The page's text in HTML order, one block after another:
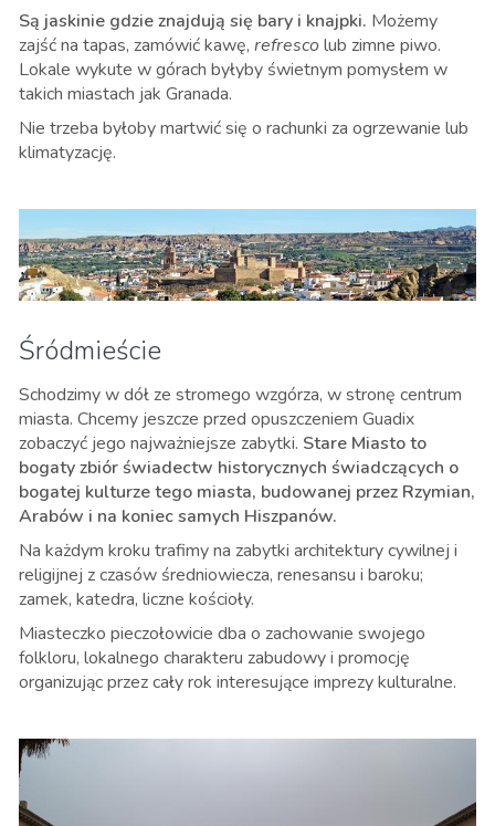
Są jaskinie gdzie znajdują się bary i knajpki. Możemy
zajść na tapas, zamówić kawę, refrescolub zimne piwo.
Lokale wykute w górach byłyby świetnym pomysłem w
takich miastach jak Granada.
Nie trzeba byłoby martwić się o rachunki za ogrzewanie lub
klimatyzację.
Śródmieście
Schodzimy w dół ze stromego wzgórza, w stronę centrum
miasta. Chcemy jeszcze przed opuszczeniem Guadix
zobaczyć jego najważniejsze zabytki. Stare Miasto to
bogaty zbiór świadectw historycznych świadczących o
bogatej kulturze tego miasta, budowanej przez Rzymian,
Arabów i na koniec samych Hiszpanów.
Na każdym kroku trafimy na zabytki architektury cywilnej i
religijnej z czasów średniowiecza, renesansu i baroku;
zamek, katedra, liczne kościoły.
Miasteczko pieczołowicie dba o zachowanie swojego
folkloru, lokalnego charakteru zabudowy i promocję
organizując przez cały rok interesujące imprezy kulturalne.